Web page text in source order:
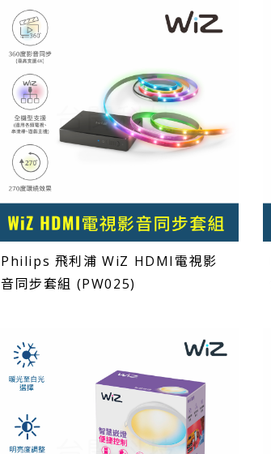
Philips 飛利浦 WiZ HDMI電視影
音同步套組 (PW025)